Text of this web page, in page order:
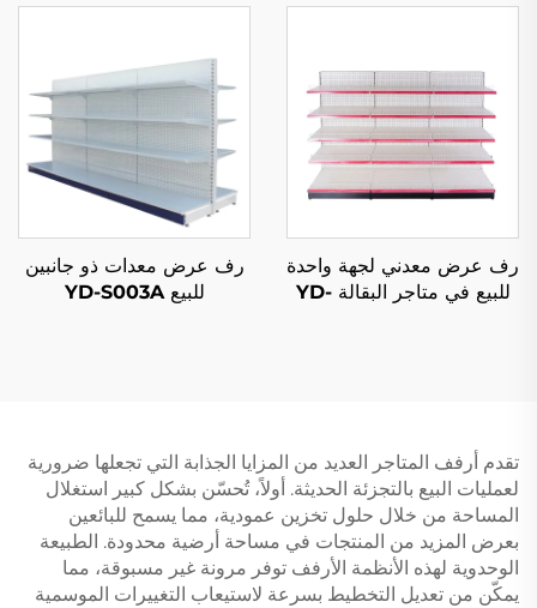
رف عرض معدني لجهة واحدة
للبيع في متاجر البقالة YD-
رف عرض معدات ذو جانبين
للبيع YD-S003A
تقدم أرفف المتاجر العديد من المزايا الجذابة التي تجعلها ضرورية
لعمليات البيع بالتجزئة الحديثة. أولاً، تُحسّن بشكل كبير استغلال
المساحة من خلال حلول تخزين عمودية، مما يسمح للبائعين
بعرض المزيد من المنتجات في مساحة أرضية محدودة. الطبيعة
الوحدوية لهذه الأنظمة الأرفف توفر مرونة غير مسبوقة، مما
يمكّن من تعديل التخطيط بسرعة لاستيعاب التغييرات الموسمية